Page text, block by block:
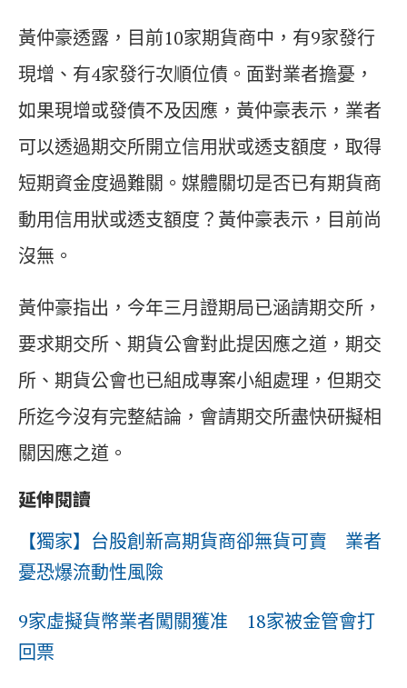
黃仲豪透露，目前10家期貨商中，有9家發行
現增、有4家發行次順位債。面對業者擔憂，
如果現增或發債不及因應，黃仲豪表示，業者
可以透過期交所開立信用狀或透支額度，取得
短期資金度過難關。媒體關切是否已有期貨商
動用信用狀或透支額度？黃仲豪表示，目前尚
沒無。
黃仲豪指出，今年三月證期局已涵請期交所，
要求期交所、期貨公會對此提因應之道，期交
所、期貨公會也已組成專案小組處理，但期交
所迄今沒有完整結論，會請期交所盡快研擬相
關因應之道。
延伸閱讀
【獨家】台股創新高期貨商卻無貨可賣 業者
憂恐爆流動性風險
9家虛擬貨幣業者闖關獲准 18家被金管會打
回票